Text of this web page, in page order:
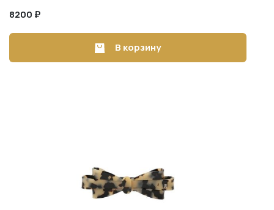
8200 ₽
В корзину